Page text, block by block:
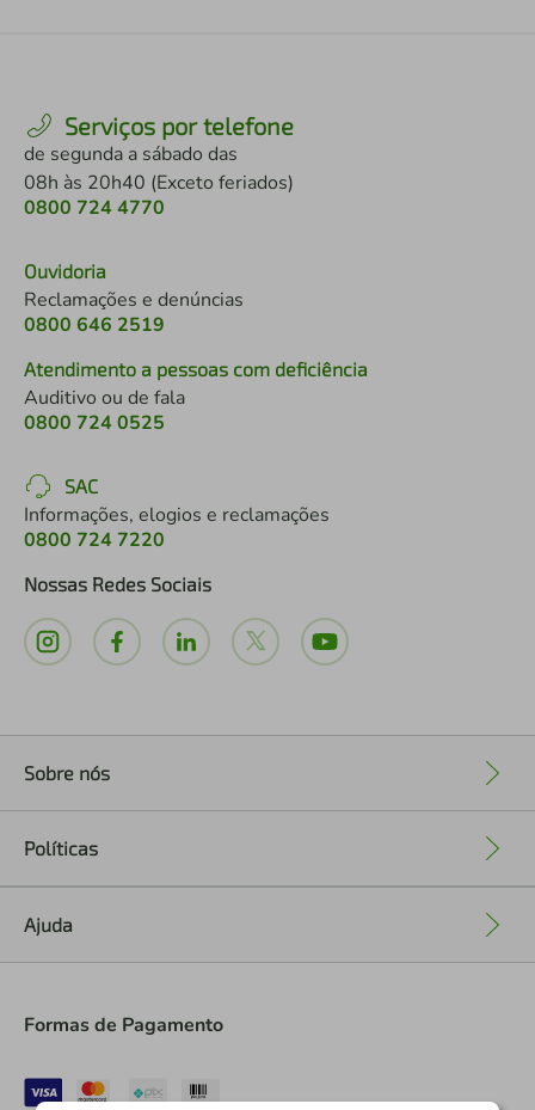
Serviços por telefone
de segunda a sábado das
08h às 20h40 (Exceto feriados)
0800 724 4770
Ouvidoria
Reclamações e denúncias
0800 646 2519
Atendimento a pessoas com deficiência
Auditivo ou de fala
0800 724 0525
SAC
Informações, elogios e reclamações
0800 724 7220
Nossas Redes Sociais
Sobre nós
Políticas
Ajuda
Formas de Pagamento